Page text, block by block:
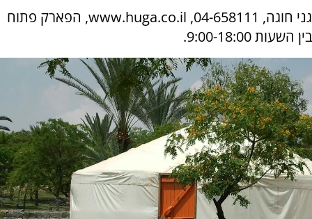
גני חוגה, 04-658111, www.huga.co.il, הפארק פתוח
בין השעות 9:00-18:00.